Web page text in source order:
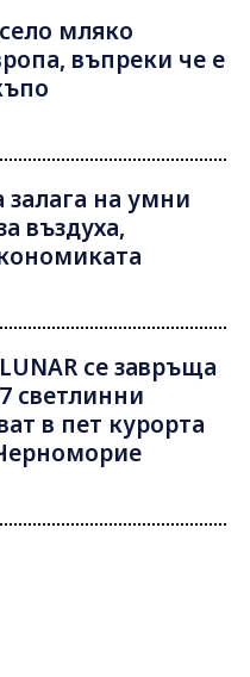
мляко
въпреки че е
залага на умни
въздуха,
се завръща
светлинни
в пет курорта